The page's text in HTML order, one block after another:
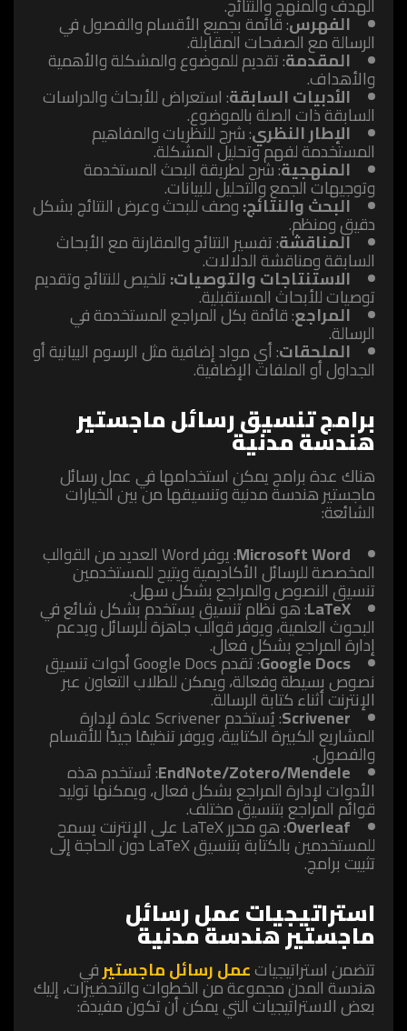
الفهرس: قائمة بجميع الأقسام والفصول في
الرسالة مع الصفحات المقابلة.
المقدمة: تقديم للموضوع والمشكلة والأهمية
والأهداف.
الأدبيات السابقة: استعراض للأبحاث والدراسات
السابقة ذات الصلة بالموضوع.
الإطار النظري: شرح للنظريات والمفاهيم
المستخدمة لفهم وتحليل المشكلة.
المنهجية: شرح لطريقة البحث المستخدمة
وتوجيهات الجمع والتحليل للبيانات.
البحث والنتائج:وصف للبحث وعرض النتائج بشكل
دقيق ومنظم.
المناقشة: تفسير النتائج والمقارنة مع الأبحاث
السابقة ومناقشة الدلالات.
الاستنتاجات والتوصيات:تلخيص للنتائج وتقديم
توصيات للأبحاث المستقبلية.
المراجع: قائمة بكل المراجع المستخدمة في
الرسالة.
الملحقات: أي مواد إضافية مثل الرسوم البيانية أو
الجداول أو الملفات الإضافية.
برامج تنسيق رسائل ماجستير
هندسة مدنية
هناك عدة برامج يمكن استخدامها في عمل رسائل
ماجستير هندسة مدنية وتنسيقها من بين الخيارات
الشائعة:
Microsoft Word
: يوفر Word العديد من القوالب
المخصصة للرسائل الأكاديمية ويتيح للمستخدمين
تنسيق النصوص والمراجع بشكل سهل.
LaTeX: هو نظام تنسيق يستخدم بشكل شائع في
البحوث العلمية، ويوفر قوالب جاهزة للرسائل ويدعم
إدارة المراجع بشكل فعال.
Google Docs : تقدم Google Docs أدوات تنسيق
نصوص بسيطة وفعالة، ويمكن للطلاب التعاون عبر
الإنترنت أثناء كتابة الرسالة.
Scrivener : يُستخدم Scrivener عادة لإدارة
المشاريع الكبيرة الكتابية، ويوفر تنظيمًا جيدًا للأقسام
والفصول.
EndNote/Zotero/Mendele: تُستخدم هذه
الأدوات لإدارة المراجع بشكل فعال، ويمكنها توليد
قوائم المراجع بتنسيق مختلف.
Overleaf : هو محرر LaTeX على الإنترنت يسمح
للمستخدمين بالكتابة بتنسيق LaTeX دون الحاجة إلى
تثبيت برامج.
استراتيجيات عمل رسائل
ماجستير هندسة مدنية
تتضمن استراتيجياتعمل رسائل ماجستيرفي
هندسة المدن مجموعة من الخطوات والتحضيرات، إليك
بعض الاستراتيجيات التي يمكن أن تكون مفيدة: